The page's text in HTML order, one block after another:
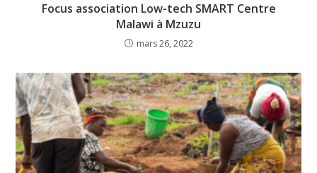
Focus association Low-tech SMART Centre
Malawi à Mzuzu
mars 26, 2022